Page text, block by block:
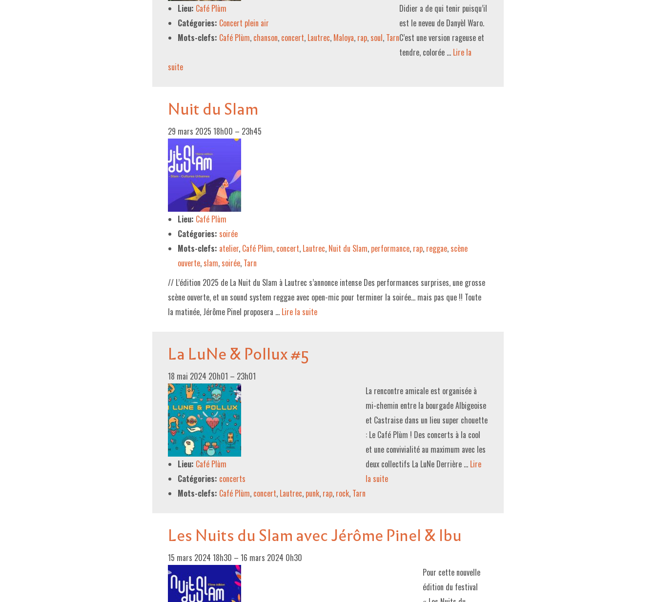
Lieu: Café Plùm
Catégories: Concert plein air
Mots-clefs: Café Plùm, chanson, concert, Lautrec, Maloya, rap, soul, Tarn
Didier a de qui tenir puisqu’il
est le neveu de Danyèl Waro.
C’est une version rageuse et
tendre, colorée … Lire la
suite­­
Nuit du Slam
29 mars 2025 18h00 – 23h45
Lieu: Café Plùm
Catégories: soirée
Mots-clefs: atelier, Café Plùm, concert, Lautrec, Nuit du Slam, performance, rap, reggae, scène
ouverte, slam, soirée, Tarn
// L’édition 2025 de La Nuit du Slam à Lautrec s’annonce intense Des performances surprises, une grosse
scène ouverte, et un sound system reggae avec open-mic pour terminer la soirée… mais pas que !! Toute
la matinée, Jérôme Pinel proposera … Lire la suite­­
La LuNe & Pollux #5
18 mai 2024 20h01 – 23h01
Lieu: Café Plùm
Catégories: concerts
Mots-clefs: Café Plùm, concert, Lautrec, punk, rap, rock, Tarn
La rencontre amicale est organisée à
mi-chemin entre la bourgade Albigeoise
et Castraise dans un lieu super chouette
: Le Café Plùm ! Des concerts à la cool
et une convivialité au maximum avec les
deux collectifs La LuNe Derrière … Lire
la suite­­
Les Nuits du Slam avec Jérôme Pinel & Ibu
15 mars 2024 18h30 – 16 mars 2024 0h30
Pour cette nouvelle
édition du festival